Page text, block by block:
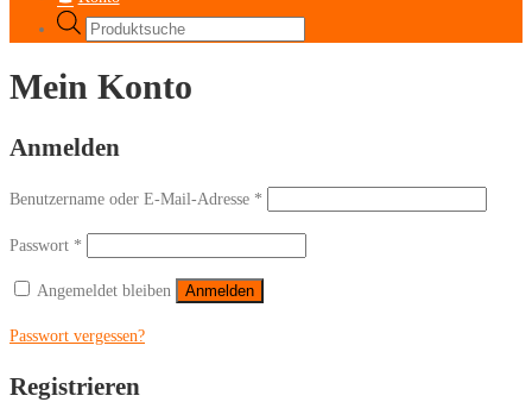
Products
Mein Konto
Anmelden
Benutzername oder E-Mail-Adresse *
Passwort *
Angemeldet bleiben Anmelden
Passwort vergessen?
Registrieren